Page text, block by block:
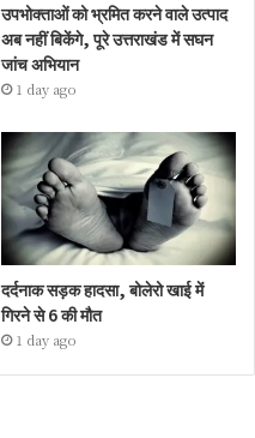
उपभोक्ताओं को भ्रमित करने वाले उत्पाद
अब नहीं बिकेंगे, पूरे उत्तराखंड में सघन
जांच अभियान
1 day ago
दर्दनाक सड़क हादसा, बोलेरो खाई में
गिरने से 6 की मौत
1 day ago